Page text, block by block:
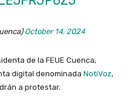
October 14, 2024
de la FEUE Cuenca,
digital denominada NotiVoz,
a protestar.